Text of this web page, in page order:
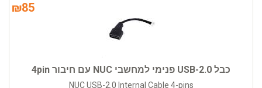
₪85
כבל USB-2.0 פנימי למחשבי NUC עם חיבור 4pin
NUC USB-2.0 Internal Cable 4-pins